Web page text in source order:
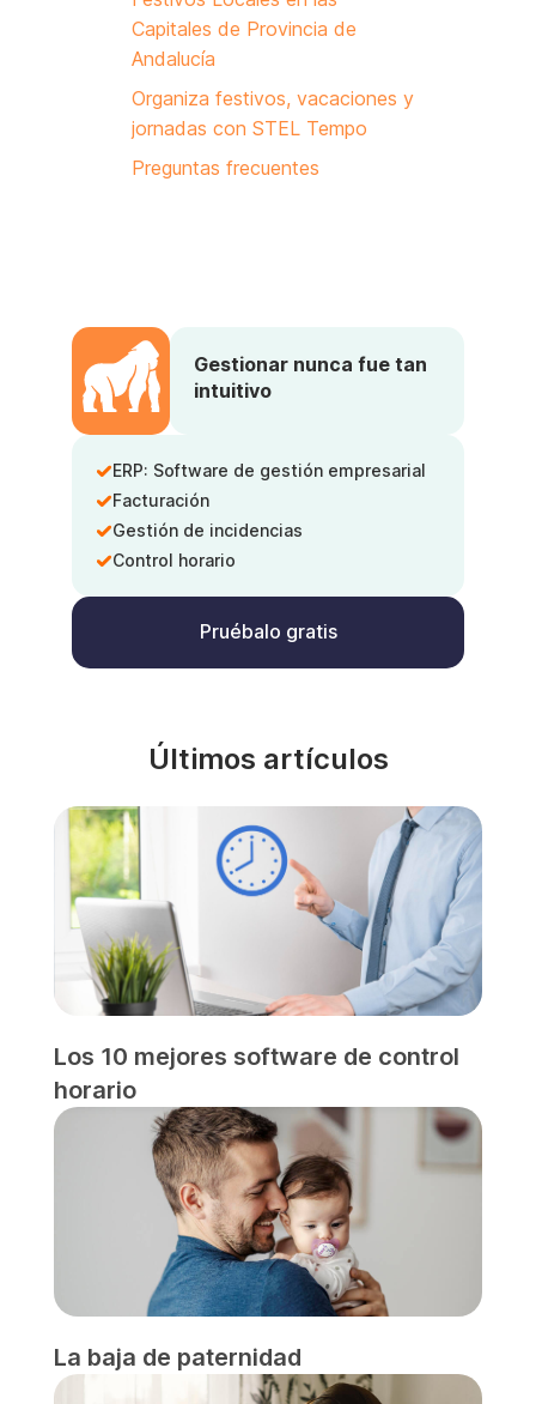
Capitales de Provincia de
Andalucía
Organiza festivos, vacaciones y
jornadas con STEL Tempo
Preguntas frecuentes
Gestionar nunca fue tan
intuitivo
ERP: Software de gestión empresarial
Facturación
Gestión de incidencias
Control horario
Pruébalo gratis
Últimos artículos
Los 10 mejores software de control
horario
La baja de paternidad